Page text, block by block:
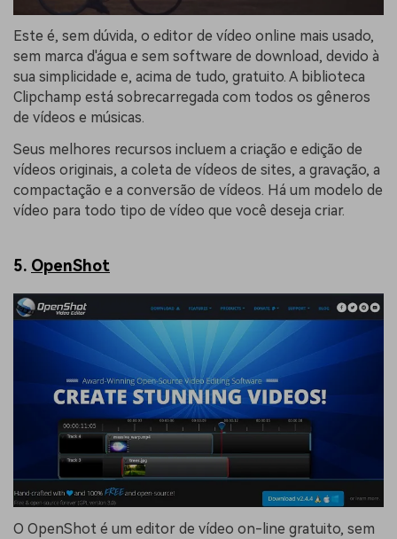
Este é, sem dúvida, o editor de vídeo online mais usado,
sem marca d'água e sem software de download, devido à
sua simplicidade e, acima de tudo, gratuito. A biblioteca
Clipchamp está sobrecarregada com todos os gêneros
de vídeos e músicas.
Seus melhores recursos incluem a criação e edição de
vídeos originais, a coleta de vídeos de sites, a gravação, a
compactação e a conversão de vídeos. Há um modelo de
vídeo para todo tipo de vídeo que você deseja criar.
5. OpenShot
O OpenShot é um editor de vídeo on-line gratuito, sem